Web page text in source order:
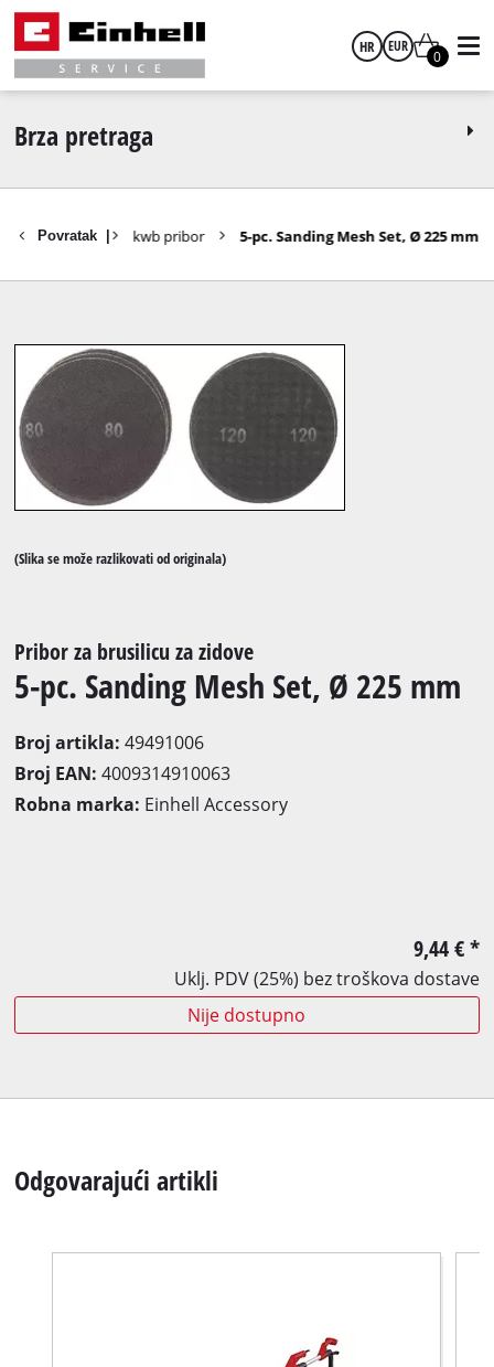
HR EUR
GBP
0
Brza pretraga
Povratak
Pribor kwb pribor 5-pc. Sanding Mesh Set, Ø 225 mm
(Slika se može razlikovati od originala)
Pribor za brusilicu za zidove
5-pc. Sanding Mesh Set, Ø 225 mm
Broj artikla:49491006
Broj EAN:4009314910063
Robna marka: Einhell Accessory
9,44 €*
Uklj. PDV (25%) bez troškova dostave
Nije dostupno
Odgovarajući artikli